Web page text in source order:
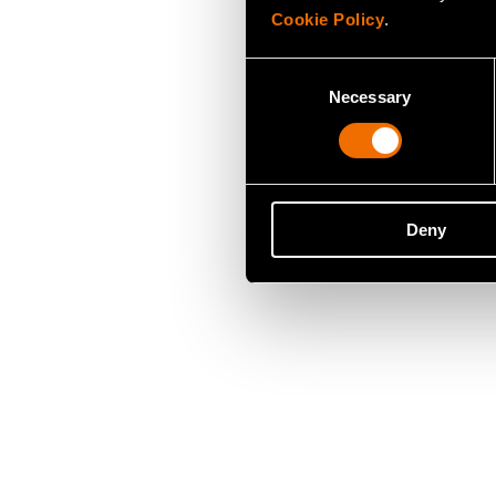
Cookie Policy.
Necessary
Deny